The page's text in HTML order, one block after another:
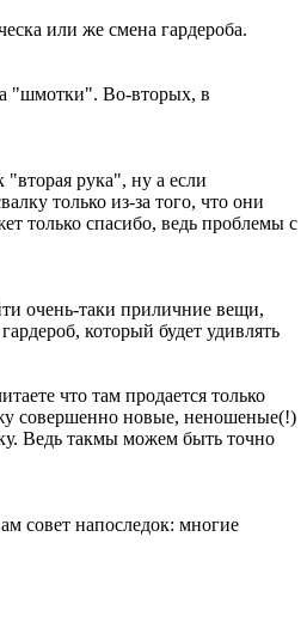
или же смена гардероба.
"шмотки". Во-вторых, в
рука", ну а если
только из-за того, что они
только спасибо, ведь проблемы с
очень-таки приличние вещи,
который будет удивлять
что там продается только
совершенно новые, неношеные(!)
Ведь такмы можем быть точно
совет напоследок: многие